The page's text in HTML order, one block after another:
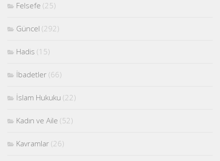
Felsefe (25)
Güncel (292)
Hadis (15)
İbadetler (66)
İslam Hukuku (22)
Kadın ve Aile (52)
Kavramlar (26)